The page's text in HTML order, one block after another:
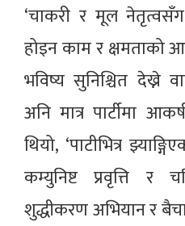
‘चाकरी र मूल
होइन काम र क्षमताको
भविष्य सुनिश्चित देख्ने
अनि मात्र पार्टीमा
थियो, ‘पाटीभित्र
कम्युनिष्ट प्रवृत्ति र
शुद्धीकरण अभियान र